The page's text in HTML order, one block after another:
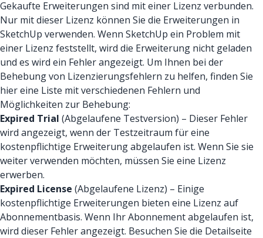
Gekaufte Erweiterungen sind mit einer Lizenz verbunden.
Nur mit dieser Lizenz können Sie die Erweiterungen in
SketchUp verwenden. Wenn SketchUp ein Problem mit
einer Lizenz feststellt, wird die Erweiterung nicht geladen
und es wird ein Fehler angezeigt. Um Ihnen bei der
Behebung von Lizenzierungsfehlern zu helfen, finden Sie
hier eine Liste mit verschiedenen Fehlern und
Möglichkeiten zur Behebung:
Expired Trial (Abgelaufene Testversion) – Dieser Fehler
wird angezeigt, wenn der Testzeitraum für eine
kostenpflichtige Erweiterung abgelaufen ist. Wenn Sie sie
weiter verwenden möchten, müssen Sie eine Lizenz
erwerben.
Expired License (Abgelaufene Lizenz) – Einige
kostenpflichtige Erweiterungen bieten eine Lizenz auf
Abonnementbasis. Wenn Ihr Abonnement abgelaufen ist,
wird dieser Fehler angezeigt. Besuchen Sie die Detailseite